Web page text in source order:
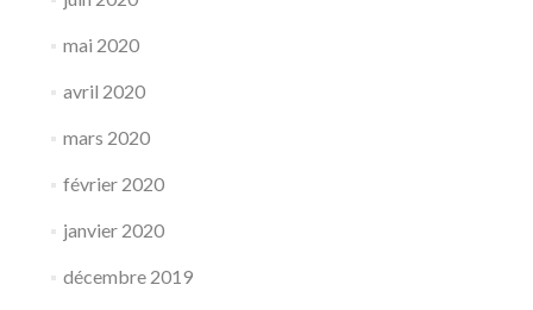
mai 2020
avril 2020
mars 2020
février 2020
janvier 2020
décembre 2019